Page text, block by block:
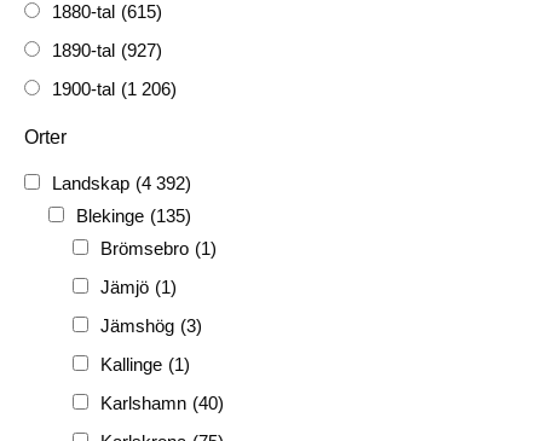
1880-tal (615)
1890-tal (927)
1900-tal (1 206)
FH
(338)
FRG
(3 189)
PF (3 882)
PIONJÄR (129)
Orter
Landskap (4 392)
Blekinge (135)
Brömsebro (1)
Jämjö (1)
Jämshög (3)
Kallinge (1)
Karlshamn (40)